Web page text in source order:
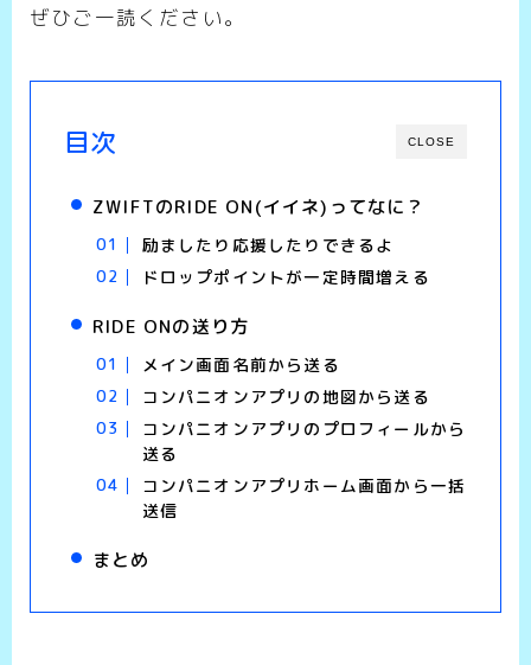
ぜひご一読ください。
CLOSE
目次
ZWIFTのRIDE ON(イイネ)ってなに？
励ましたり応援したりできるよ
ドロップポイントが一定時間増える
RIDE ONの送り方
メイン画面名前から送る
コンパニオンアプリの地図から送る
コンパニオンアプリのプロフィールから
送る
コンパニオンアプリホーム画面から一括
送信
まとめ